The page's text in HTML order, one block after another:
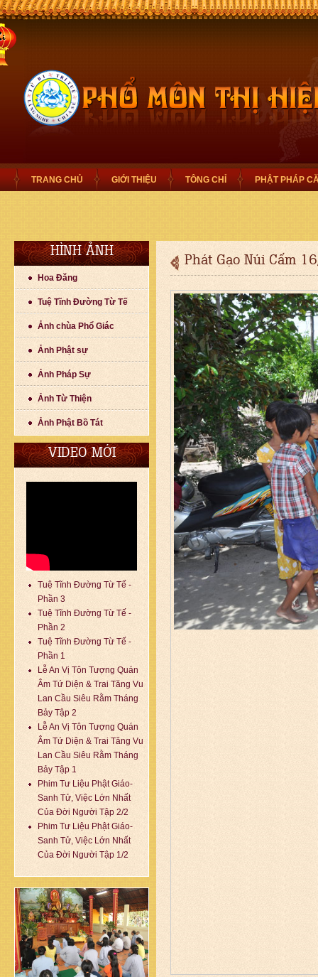
TRANG CHỦ GIỚI THIỆU TÔNG CHỈ PHẬT PHÁP
HÌNH ẢNH
Hoa Đăng
Tuệ Tĩnh Đường Từ Tế
Ảnh chùa Phổ Giác
Ảnh Phật sự
Ảnh Pháp Sự
Ảnh Từ Thiện
Ảnh Phật Bồ Tát
VIDEO MỚI
Tuệ Tĩnh Đường Từ Tế -
Phần 3
Tuệ Tĩnh Đường Từ Tế -
Phần 2
Tuệ Tĩnh Đường Từ Tế -
Phần 1
Lễ An Vị Tôn Tượng Quán
Âm Tứ Diện & Trai Tăng Vu
Lan Cầu Siêu Rằm Tháng
Bảy Tập 2
Lễ An Vị Tôn Tượng Quán
Âm Tứ Diện & Trai Tăng Vu
Lan Cầu Siêu Rằm Tháng
Bảy Tập 1
Phim Tư Liệu Phật Giáo-
Sanh Tử, Việc Lớn Nhất
Của Đời Người Tập 2/2
Phim Tư Liệu Phật Giáo-
Sanh Tử, Việc Lớn Nhất
Của Đời Người Tập 1/2
Phát Gạo Núi Cấm